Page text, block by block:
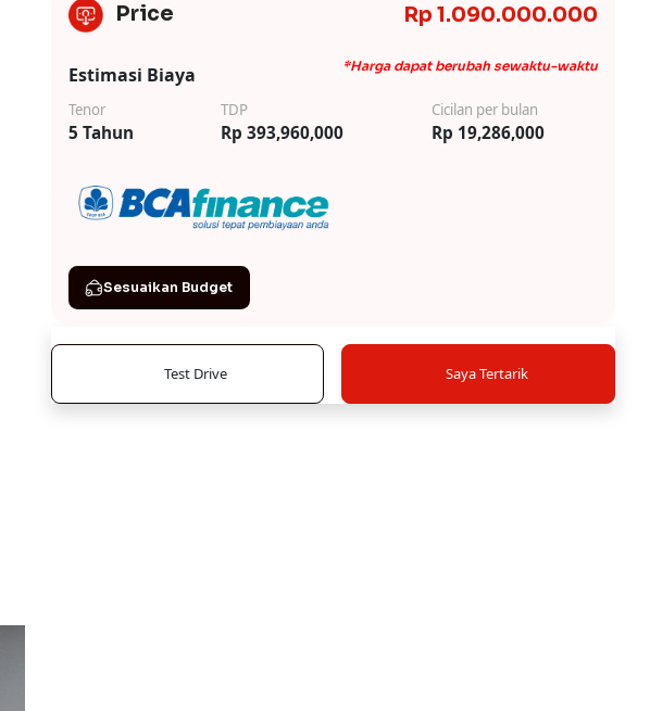
Price Rp 1.090.000.000
Estimasi Biaya *Harga dapat berubah sewaktu-waktu
Tenor
5 Tahun
TDP
Rp 393,960,000
Cicilan per bulan
Rp 19,286,000
Sesuaikan Budget
Test Drive Saya Tertarik